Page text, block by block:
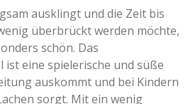
ausklingt und die Zeit bis
überbrückt werden möchte,
schön. Das
ist eine spielerische und süße
auskommt und bei Kindern
sorgt. Mit ein wenig